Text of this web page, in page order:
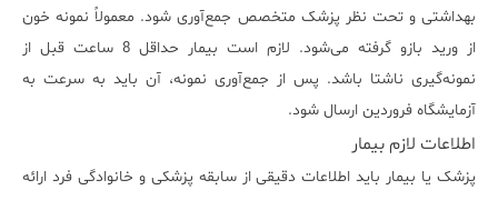
بهداشتی و تحت نظر پزشک متخصص جمع‌آوری شود. معمولاً نمونه خون
از ورید بازو گرفته می‌شود. لازم است بیمار حداقل 8 ساعت قبل از
نمونه‌گیری ناشتا باشد. پس از جمع‌آوری نمونه، آن باید به سرعت به
آزمایشگاه فروردین ارسال شود.
اطلاعات لازم بیمار
پزشک یا بیمار باید اطلاعات دقیقی از سابقه پزشکی و خانوادگی فرد ارائه